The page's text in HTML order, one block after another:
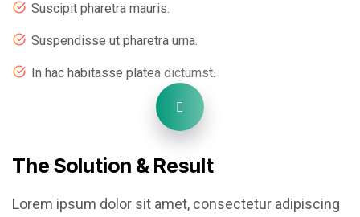
Suscipit pharetra mauris.
Suspendisse ut pharetra urna.
In hac habitasse platea dictumst.
The Solution & Result
Lorem ipsum dolor sit amet, consectetur adipiscing